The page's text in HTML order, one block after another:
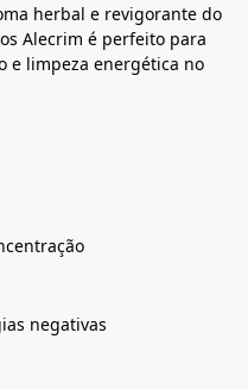
herbal e revigorante do
Alecrim é perfeito para
e limpeza energética no
negativas